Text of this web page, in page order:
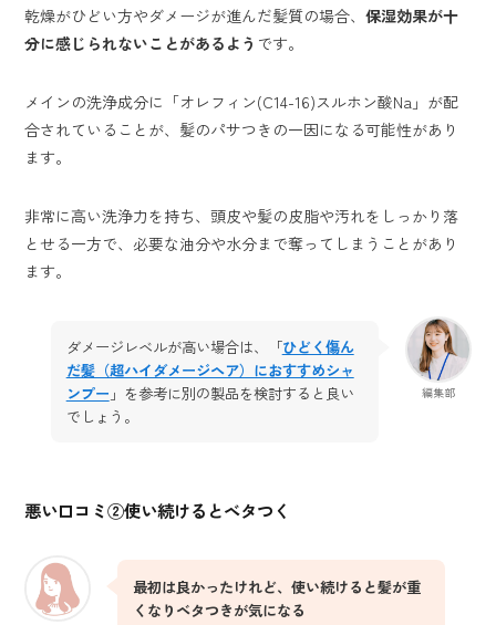
乾燥がひどい方やダメージが進んだ髪質の場合、保湿効果が十
分に感じられないことがあるよう です。
メインの洗浄成分に「オレフィン(C14-16)スルホン酸Na」が配
合されていることが、髪のパサつきの一因になる可能性があり
ます。
非常に高い洗浄力を持ち、頭皮や髪の皮脂や汚れをしっかり落
とせる一方で、必要な油分や水分まで奪ってしまうことがあり
ます。
編集部
ダメージレベルが高い場合は、「ひどく傷ん
だ髪（超ハイダメージヘア）におすすめシャ
ンプー 」を参考に別の製品を検討すると良い
でしょう。
悪い口コミ②使い続けるとベタつく
最初は良かったけれど、使い続けると髪が重
くなりベタつきが気になる